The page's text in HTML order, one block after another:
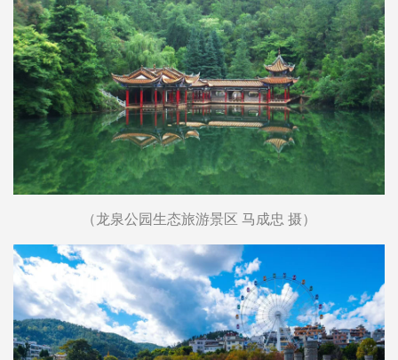
（龙泉公园生态旅游景区 马成忠 摄）